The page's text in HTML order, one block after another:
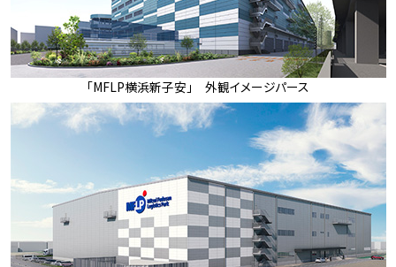
「MFLP横浜新子安」 外観イメージパース